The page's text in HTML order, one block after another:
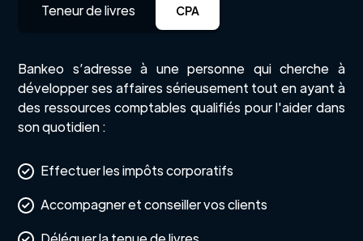
Teneur de livres CPA
Bankeo s’adresse à une personne qui cherche à
développer ses affaires sérieusement tout en ayant à
des ressources comptables qualifiés pour l'aider dans
son quotidien :
Effectuer les impôts corporatifs
Accompagner et conseiller vos clients